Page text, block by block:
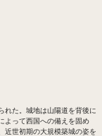
れた。城地は山陽道を背後に
よって西国への備えを固め
近世初期の大規模築城の姿を